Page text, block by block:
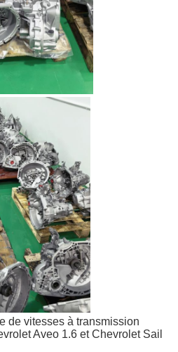
de vitesses à transmission
Aveo 1.6 et Chevrolet Sail